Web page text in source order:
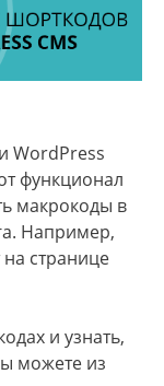
WordPress
функционал
макрокоды в
Например,
странице
и узнать,
можете из